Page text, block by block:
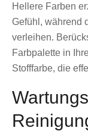
Hellere Farben
Gefühl, während
verleihen.
Farbpalette in
Stofffarbe, die